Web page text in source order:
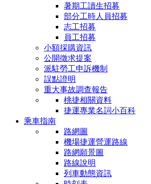
暑期工讀生招募
部分工時人員招募
志工招募
員工招募
小額採購資訊
公開徵求提案
派駐勞工申訴機制
誤點證明
重大事故調查報告
桃捷相關資料
捷運專業名詞小百科
乘車指南
路網圖
機場捷運營運路線
路網願景圖
路線說明
列車動態資訊